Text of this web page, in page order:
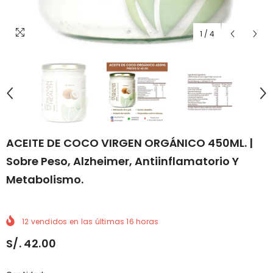
1 / 4
ACEITE DE COCO VIRGEN ORGÁNICO 450ML. |
Sobre Peso, Alzheimer, Antiinflamatorio Y
Metabolismo.
12 vendidos en las últimas16 horas
S/. 42.00